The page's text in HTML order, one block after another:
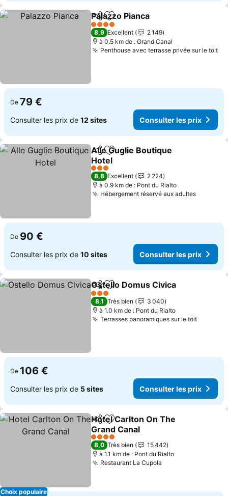
PartagerAjouter à mes favoris
Palazzo Pianca
4 Étoiles
8,9 Excellent
2 149
à 0.5 km de : Grand Canal
Penthouse avec terrasse privée sur le toit
De 79 €
Consulter les prix de 12 sites Consulter les prix
PartagerAjouter à mes favoris
Alle Guglie Boutique
Hotel
Consulter les prix
3 Étoiles
8,8 Excellent
2 224
à 0.9 km de : Pont du Rialto
Hébergement réservé aux adultes
De 90 €
Consulter les prix de 10 sites Consulter les prix
PartagerAjouter à mes favoris
Ostello Domus Civica
3 Étoiles
8,1 Très bien
3 040
à 1.0 km de : Pont du Rialto
Terrasses panoramiques sur le toit
De 106 €
Consulter les prix de 5 sites Consulter les prix
Choix populaire
PartagerAjouter à mes favoris
Hotel Carlton On The
Grand Canal
Consulter les prix
4 Étoiles
8,0 Très bien
15 442
à 1.1 km de : Pont du Rialto
Restaurant La Cupola